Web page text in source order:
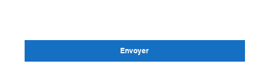
Envoyer